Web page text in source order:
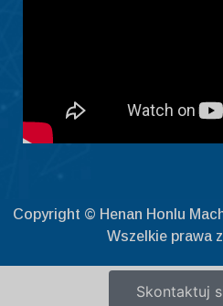
Copyright © Henan Honlu
Wszelkie prawa
Skontaktuj